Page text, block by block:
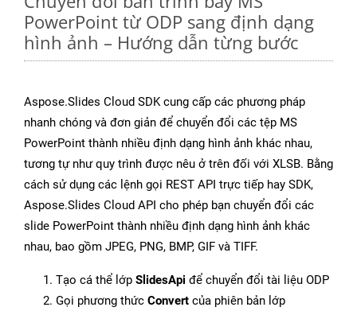
PowerPoint từ ODP sang định dạng
hình ảnh – Hướng dẫn từng bước
Aspose.Slides Cloud SDK cung cấp các phương pháp
nhanh chóng và đơn giản để chuyển đổi các tệp MS
PowerPoint thành nhiều định dạng hình ảnh khác nhau,
tương tự như quy trình được nêu ở trên đối với XLSB. Bằng
cách sử dụng các lệnh gọi REST API trực tiếp hay SDK,
Aspose.Slides Cloud API cho phép bạn chuyển đổi các
slide PowerPoint thành nhiều định dạng hình ảnh khác
nhau, bao gồm JPEG, PNG, BMP, GIF và TIFF.
Tạo cá thể lớp SlidesApi để chuyển đổi tài liệu ODP
Gọi phương thức Convert của phiên bản lớp